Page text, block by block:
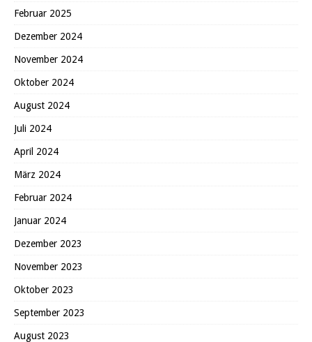
Februar 2025
Dezember 2024
November 2024
Oktober 2024
August 2024
Juli 2024
April 2024
März 2024
Februar 2024
Januar 2024
Dezember 2023
November 2023
Oktober 2023
September 2023
August 2023